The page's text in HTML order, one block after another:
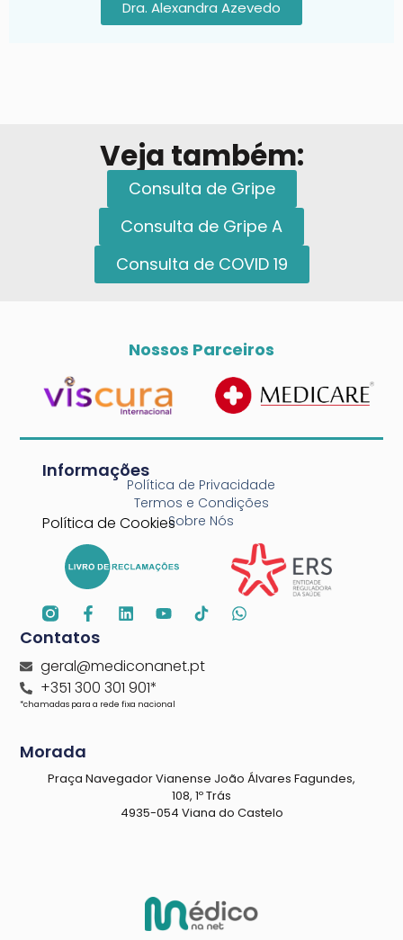
Dra. Alexandra Azevedo
Veja também:
Consulta de Gripe
Consulta de Gripe A
Consulta de COVID 19
Nossos Parceiros
Informações
Política de Privacidade
Termos e Condições
Sobre Nós
Política de Cookies
Contatos
geral@mediconanet.pt
+351 300 301 901*
*chamadas para a rede fixa nacional
Morada
Praça Navegador Vianense João Álvares Fagundes,
108, 1º Trás
4935-054 Viana do Castelo